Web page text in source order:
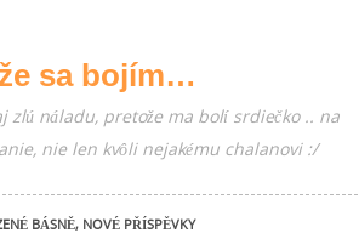
sa bojím…
zlú náladu, pretože ma bolí srdiečko .. na
nie len kvôli nejakému chalanovi :/
BÁSNĚ, NOVÉ PŘÍSPĚVKY